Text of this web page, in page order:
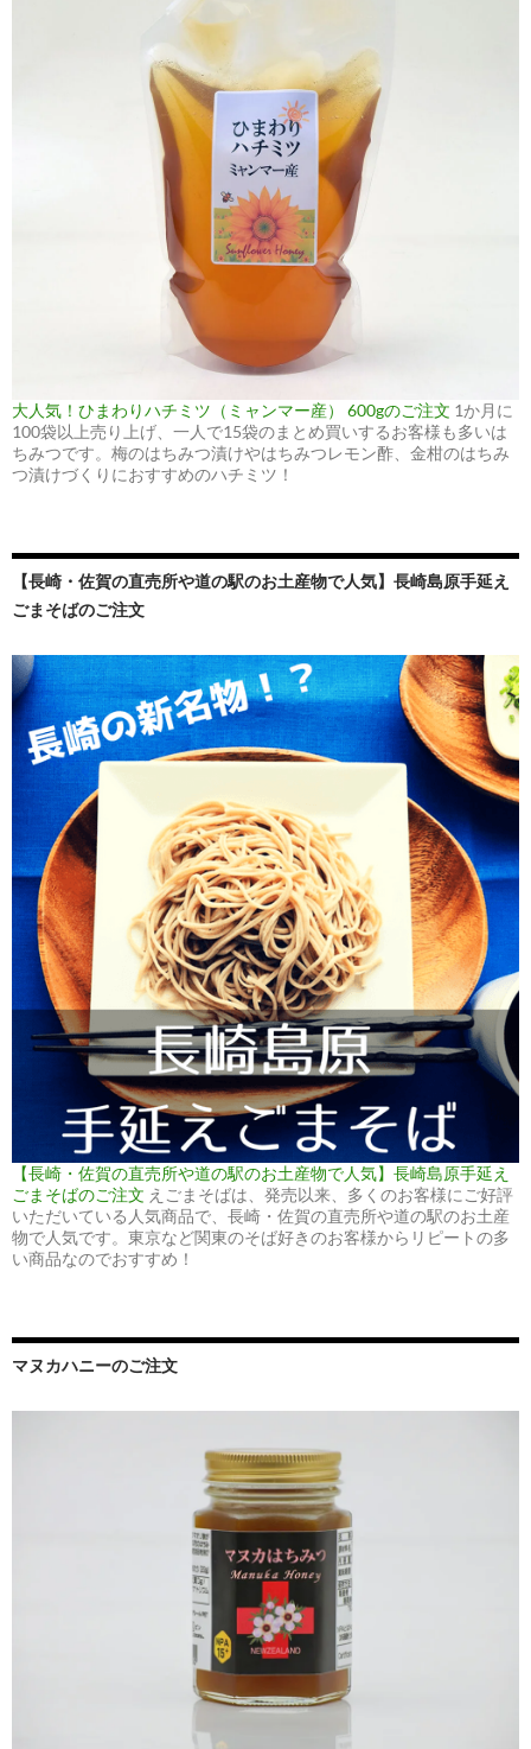
大人気！ひまわりハチミツ（ミャンマー産） 600gのご注文 1か月に
100袋以上売り上げ、一人で15袋のまとめ買いするお客様も多いは
ちみつです。梅のはちみつ漬けやはちみつレモン酢、金柑のはちみ
つ漬けづくりにおすすめのハチミツ！
【長崎・佐賀の直売所や道の駅のお土産物で人気】長崎島原手延え
ごまそばのご注文
【長崎・佐賀の直売所や道の駅のお土産物で人気】長崎島原手延え
ごまそばのご注文 えごまそばは、発売以来、多くのお客様にご好評
いただいている人気商品で、長崎・佐賀の直売所や道の駅のお土産
物で人気です。東京など関東のそば好きのお客様からリピートの多
い商品なのでおすすめ！
マヌカハニーのご注文